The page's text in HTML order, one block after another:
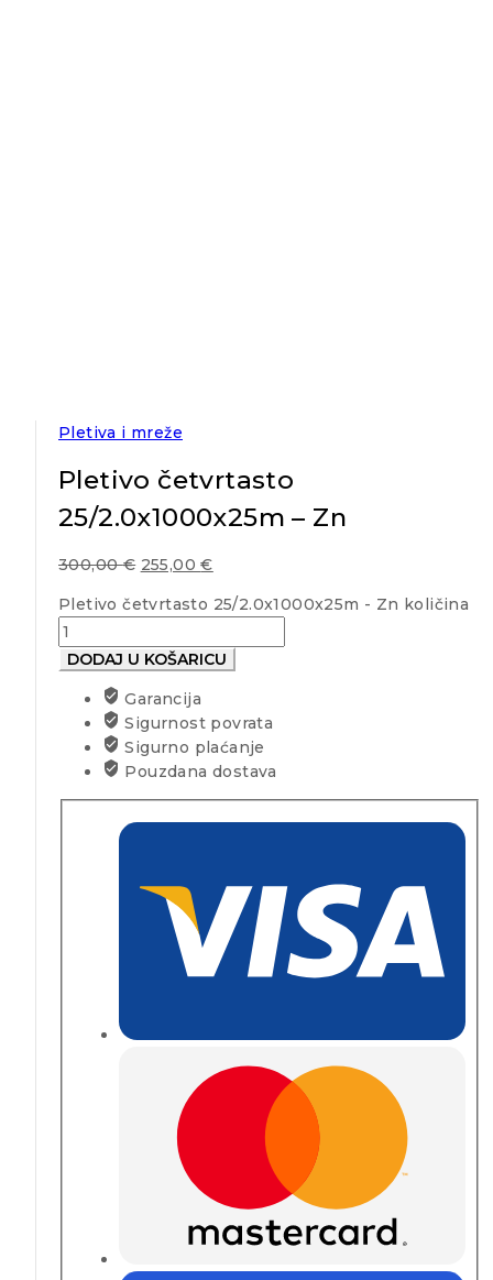
Pletiva i mreže
Pletivo četvrtasto
25/2.0x1000x25m – Zn
300,00€ 255,00€
Pletivo četvrtasto 25/2.0x1000x25m - Zn količina
DODAJ U KOŠARICU
Garancija
Sigurnost povrata
Sigurno plaćanje
Pouzdana dostava